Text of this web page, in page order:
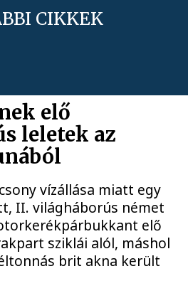
CIKKEK
elő
leletek az
vízállása miatt egy
II. világháborús német
elő
sziklái alól, máshol
brit akna került